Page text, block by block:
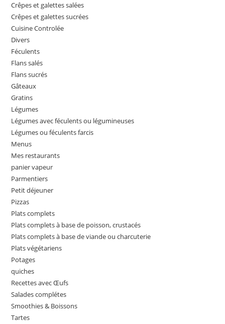
Crêpes et galettes salées
Crêpes et galettes sucrées
Cuisine Controlée
Divers
Féculents
Flans salés
Flans sucrés
Gâteaux
Gratins
Légumes
Légumes avec féculents ou légumineuses
Légumes ou féculents farcis
Menus
Mes restaurants
panier vapeur
Parmentiers
Petit déjeuner
Pizzas
Plats complets
Plats complets à base de poisson, crustacés
Plats complets à base de viande ou charcuterie
Plats végétariens
Potages
quiches
Recettes avec Œufs
Salades complétes
Smoothies & Boissons
Tartes